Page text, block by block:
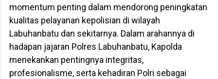
momentum penting dalam mendorong peningkatan
kualitas pelayanan kepolisian di wilayah
Labuhanbatu dan sekitarnya. Dalam arahannya di
hadapan jajaran Polres Labuhanbatu, Kapolda
menekankan pentingnya integritas,
profesionalisme, serta kehadiran Polri sebagai